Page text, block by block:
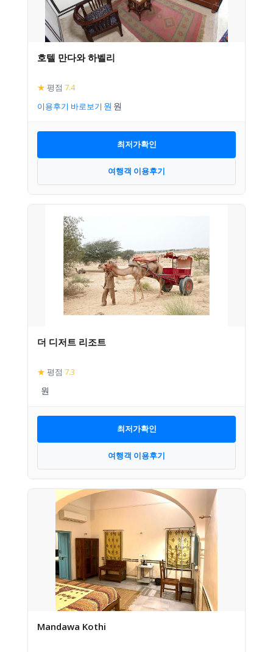
호텔 만다와 하벨리
★ 평점 7.4
이용후기 바로보기
최저가확인
여행객 이용후기
더 디저트 리조트
★ 평점 7.3
최저가확인
여행객 이용후기
Mandawa Kothi